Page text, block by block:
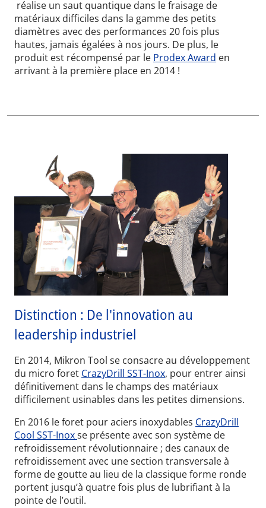
réalise un saut quantique dans le fraisage de
matériaux difficiles dans la gamme des petits
diamètres avec des performances 20 fois plus
hautes, jamais égalées à nos jours. De plus, le
produit est récompensé par le Prodex Award en
arrivant à la première place en 2014 !
Distinction : De l'innovation au
leadership industriel
En 2014, Mikron Tool se consacre au développement
du micro foret CrazyDrill SST-Inox, pour entrer ainsi
définitivement dans le champs des matériaux
difficilement usinables dans les petites dimensions.
En 2016 le foret pour aciers inoxydables CrazyDrill
Cool SST-Inoxse présente avec son système de
refroidissement révolutionnaire ; des canaux de
refroidissement avec une section transversale à
forme de goutte au lieu de la classique forme ronde
portent jusqu’à quatre fois plus de lubrifiant à la
pointe de l’outil.